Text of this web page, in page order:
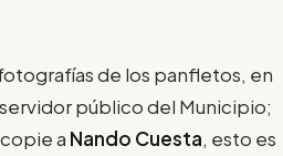
de los panfletos, en
público del Municipio;
a Nando Cuesta, esto es